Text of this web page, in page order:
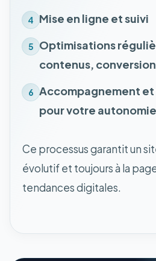
4 Mise en ligne et suivi
5 Optimisations
contenus,
6 Accompagnement
pour votre autonomie
Ce processus garantit un
évolutif et toujours à la
tendances digitales.